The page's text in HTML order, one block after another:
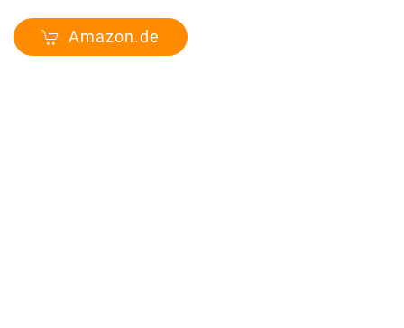
Amazon.de